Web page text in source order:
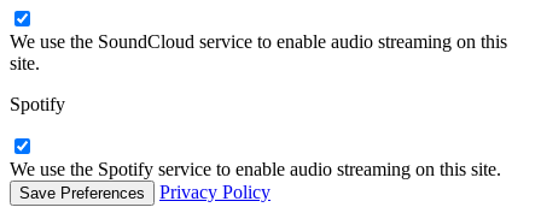
We use the SoundCloud service to enable audio streaming on this
site.
Spotify
We use the Spotify service to enable audio streaming on this site.
Privacy Policy